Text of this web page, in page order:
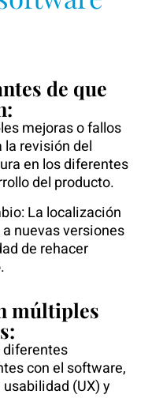
de que
mejoras o fallos
revisión del
en los diferentes
del producto.
La localización
nuevas versiones
de rehacer
múltiples
diferentes
con el software,
(UX) y